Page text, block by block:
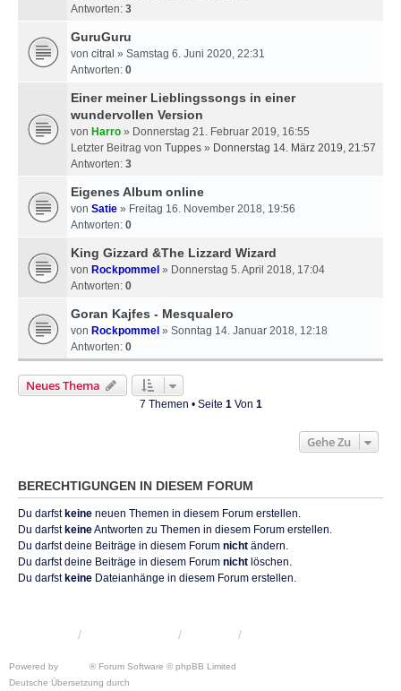
Antworten: 3
GuruGuru
von citral » Samstag 6. Juni 2020, 22:31
Antworten: 0
Einer meiner Lieblingssongs in einer
wundervollen Version
von Harro » Donnerstag 21. Februar 2019, 16:55
Letzter Beitrag von Tuppes » Donnerstag 14. März 2019, 21:57
Antworten: 3
Eigenes Album online
von Satie » Freitag 16. November 2018, 19:56
Antworten: 0
King Gizzard &The Lizzard Wizard
von Rockpommel » Donnerstag 5. April 2018, 17:04
Antworten: 0
Goran Kajfes - Mesqualero
von Rockpommel » Sonntag 14. Januar 2018, 12:18
Antworten: 0
Neues Thema
7 Themen • Seite 1Von 1
Gehe Zu
BERECHTIGUNGEN IN DIESEM FORUM
Du darfstkeine neuen Themen in diesem Forum erstellen.
Du darfstkeineAntworten zu Themen in diesem Forum erstellen.
Du darfst deine Beiträge in diesem Forum nicht ändern.
Du darfst deine Beiträge in diesem Forum nicht löschen.
Du darfstkeine Dateianhänge in diesem Forum erstellen.
Powered by
® Forum Software © phpBB Limited
Deutsche Übersetzung durch